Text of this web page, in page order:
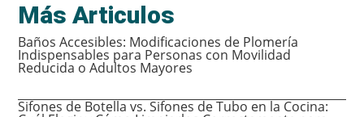
Más Articulos
Baños Accesibles: Modificaciones de Plomería
Indispensables para Personas con Movilidad
Reducida o Adultos Mayores
Sifones de Botella vs. Sifones de Tubo en la Cocina: